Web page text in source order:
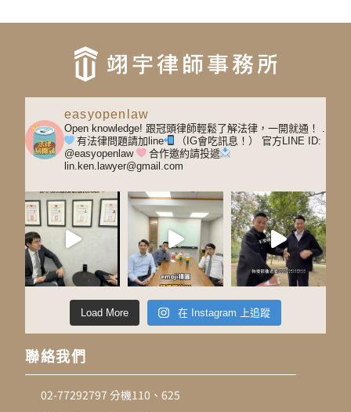
easyopenlaw
Open knowledge! 跟冠頭律師輕鬆了解法律，一開就通！
.
有法律問題請加line
（IG會吃訊息！）
官方LINE ID:
@easyopenlaw
合作邀約請投遞
lin.ken.lawyer@gmail.com
Load More 在 Instagram 上追蹤
聯絡我們
02-77292797 分機110、625